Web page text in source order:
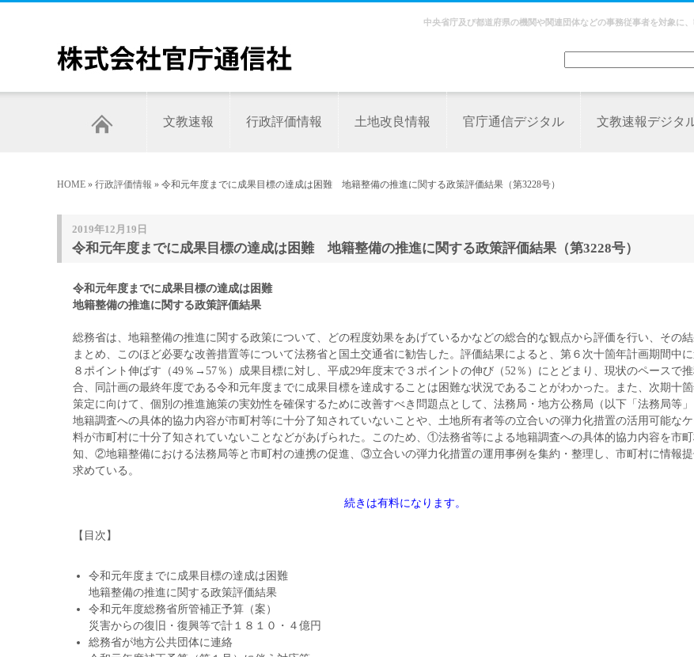
中央省庁及び都道府県の機関や関連団体などの事務従事者を対象に
文教速報 行政評価情報 土地改良情報 官庁通信デジタル 文教速報デジタ
HOME » 行政評価情報 » 令和元年度までに成果目標の達成は困難 地籍整備の推進に関する政策評価結果（第3228号）
2019年12月19日
令和元年度までに成果目標の達成は困難 地籍整備の推進に関する政策評価結果（第3228号）
令和元年度までに成果目標の達成は困難
地籍整備の推進に関する政策評価結果
総務省は、地籍整備の推進に関する政策について、どの程度効果をあげているかなどの総合的な観点から評価を行い、その結
まとめ、このほど必要な改善措置等について法務省と国土交通省に勧告した。評価結果によると、第６次十箇年計画期間中
８ポイント伸ばす（49％→57％）成果目標に対し、平成29年度末で３ポイントの伸び（52％）にとどまり、現状のペースで
合、同計画の最終年度である令和元年度までに成果目標を達成することは困難な状況であることがわかった。また、次期十
策定に向けて、個別の推進施策の実効性を確保するために改善すべき問題点として、法務局・地方公務局（以下「法務局等
地籍調査への具体的協力内容が市町村等に十分了知されていないことや、土地所有者等の立合いの弾力化措置の活用可能な
料が市町村に十分了知されていないことなどがあげられた。このため、①法務省等による地籍調査への具体的協力内容を市
知、②地籍整備における法務局等と市町村の連携の促進、③立合いの弾力化措置の運用事例を集約・整理し、市町村に情報
求めている。
続きは有料になります。
【目次】
令和元年度までに成果目標の達成は困難
地籍整備の推進に関する政策評価結果
令和元年度総務省所管補正予算（案）
災害からの復旧・復興等で計１８１０・４億円
総務省が地方公共団体に連絡